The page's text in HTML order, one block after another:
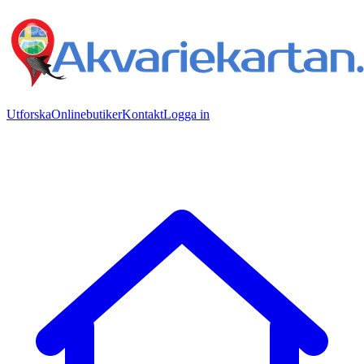
UtforskaOnlinebutikerKontaktLogga in